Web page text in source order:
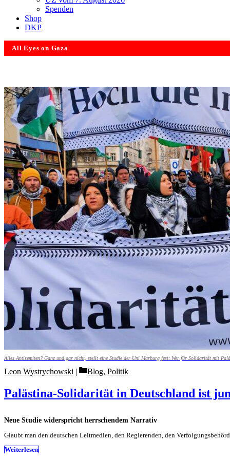
Spenden
Shop
DKP
All Eyes on Gaza
Alles Antisemiten? Ganz und gar nicht, stellt eine Studie der Uni Marburg fest: Wer für Solidarität mit
Neue Studie widerspricht herrschendem Narrativ
Palästina-Solidarität in Deutschland ist
Leon Wystrychowski Categories
Blog, Politik
Glaubt man den deutschen Leitmedien, den Regierenden, den
Weiterlesen